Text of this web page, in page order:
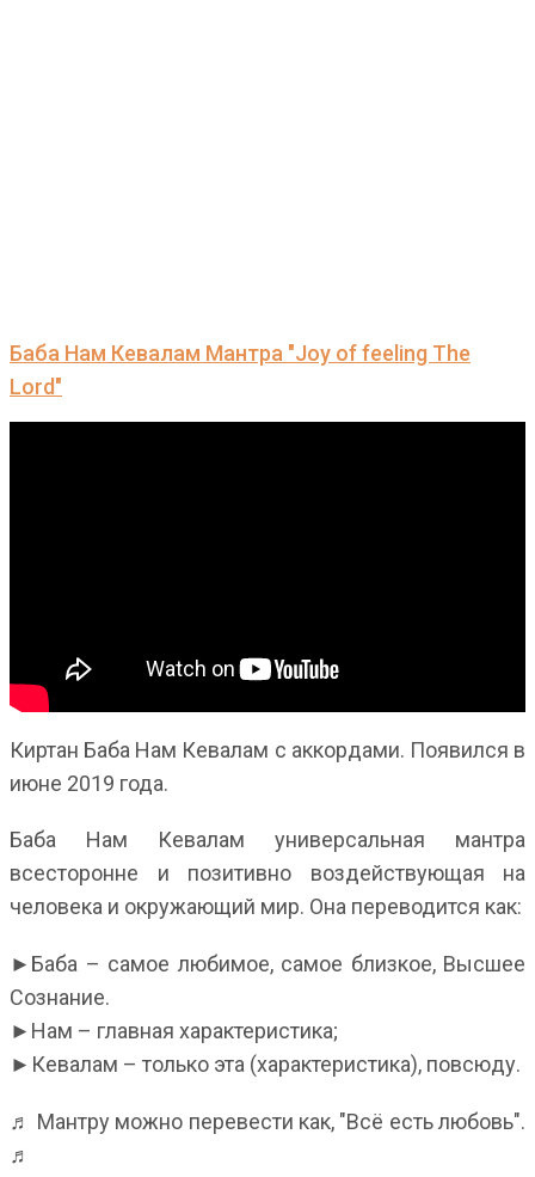
Баба Нам Кевалам Мантра "Joy of feeling The
Lord"
Киртан Баба Нам Кевалам с аккордами. Появился в
июне 2019 года.
Баба Нам Кевалам универсальная мантра
всесторонне и позитивно воздействующая на
человека и окружающий мир. Она переводится как:
►Баба – самое любимое, самое близкое, Высшее
Сознание.
►Нам – главная характеристика;
►Кевалам – только эта (характеристика), повсюду.
♬ Мантру можно перевести как, "Всё есть любовь".
♬